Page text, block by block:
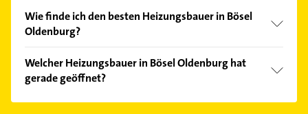
Wie finde ich den besten Heizungsbauer in Bösel
Oldenburg?
Kundenmeinungen und profitieren Sie von den
Empfehlungen. Die Suchergebnisse können Sie sich
einfach nachBewertungensortiert anzeigen lassen.
Welcher Heizungsbauer in Bösel Oldenburg hat
gerade geöffnet?
Im Anbieter-Bereich finden Sie alleÖffnungszeiten.